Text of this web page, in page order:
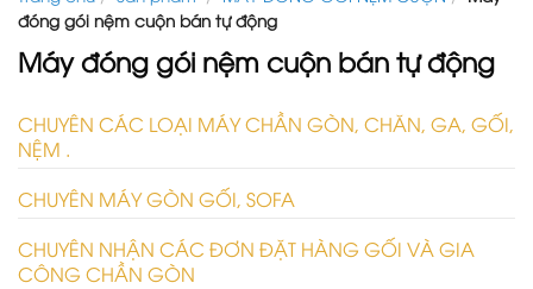
đóng gói nệm cuộn bán tự động
Máy đóng gói nệm cuộn bán tự động
CHUYÊN CÁC LOẠI MÁY CHẦN GÒN, CHĂN, GA, GỐI,
NỆM .
CHUYÊN MÁY GÒN GỐI, SOFA
CHUYÊN NHẬN CÁC ĐƠN ĐẶT HÀNG GỐI VÀ GIA
CÔNG CHẦN GÒN